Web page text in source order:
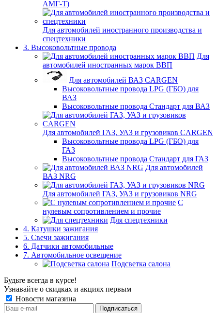
АМГ-Т)
Для автомобилей иностранного производства и
спецтехники
3. Высоковольтные провода
Для
автомобилей иностранных марок ВВП
Для автомобилей ВАЗ CARGEN
Высоковольтные провода LPG (ГБО) для
ВАЗ
Высоковольтные провода Стандарт для ВАЗ
Для автомобилей ГАЗ, УАЗ и грузовиков CARGEN
Высоковольтные провода LPG (ГБО) для
ГАЗ
Высоковольтные провода Стандарт для ГАЗ
Для автомобилей
ВАЗ NRG
Для автомобилей ГАЗ, УАЗ и грузовиков NRG
С
нулевым сопротивлением и прочие
Для спецтехники
4. Катушки зажигания
5. Свечи зажигания
6. Датчики автомобильные
7. Автомобильное освещение
Подсветка салона
Будьте всегда в курсе!
Узнавайте о скидках и акциях первым
Новости магазина